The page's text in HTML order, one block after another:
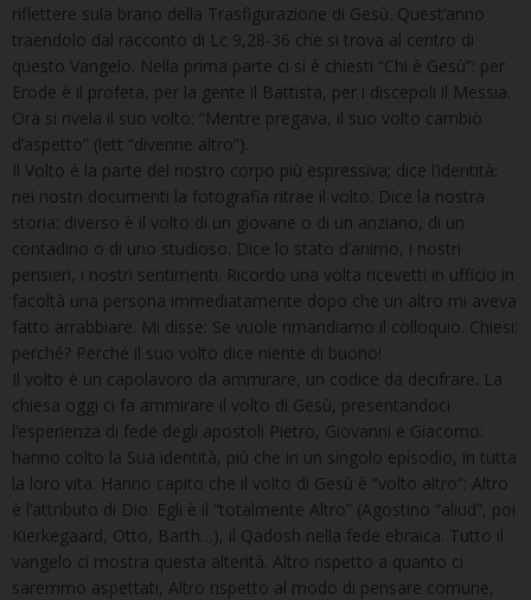
riflettere sula brano della Trasfigurazione di Gesù. Quest’anno
traendolo dal racconto di Lc 9,28-36 che si trova al centro di
questo Vangelo. Nella prima parte ci si è chiesti “Chi è Gesù”: per
Erode è il profeta, per la gente il Battista, per i discepoli il Messia.
Ora si rivela il suo volto: “Mentre pregava, il suo volto cambiò
d’aspetto” (lett “divenne altro”).
Il Volto è la parte del nostro corpo più espressiva; dice l’identità:
nei nostri documenti la fotografia ritrae il volto. Dice la nostra
storia: diverso è il volto di un giovane o di un anziano, di un
contadino o di uno studioso. Dice lo stato d’animo, i nostri
pensieri, i nostri sentimenti. Ricordo una volta ricevetti in ufficio in
facoltà una persona immediatamente dopo che un altro mi aveva
fatto arrabbiare. Mi disse: Se vuole rimandiamo il colloquio. Chiesi:
perché? Perché il suo volto dice niente di buono!
Il volto è un capolavoro da ammirare, un codice da decifrare. La
chiesa oggi ci fa ammirare il volto di Gesù, presentandoci
l’esperienza di fede degli apostoli Pietro, Giovanni e Giacomo:
hanno colto la Sua identità, più che in un singolo episodio, in tutta
la loro vita. Hanno capito che il volto di Gesù è “volto altro”: Altro
è l’attributo di Dio. Egli è il “totalmente Altro” (Agostino “aliud”, poi
Kierkegaard, Otto, Barth…), il Qadosh nella fede ebraica. Tutto il
vangelo ci mostra questa alterità. Altro rispetto a quanto ci
saremmo aspettati, Altro rispetto al modo di pensare comune,